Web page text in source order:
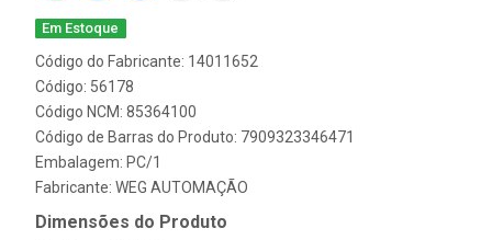
Em Estoque
Código do Fabricante: 14011652
Código: 56178
Código NCM: 85364100
Código de Barras do Produto: 7909323346471
Embalagem: PC/1
Fabricante: WEG AUTOMAÇÃO
Dimensões do Produto